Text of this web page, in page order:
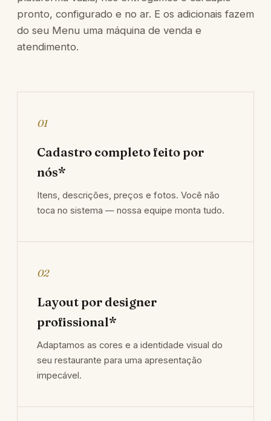
pronto, configurado e no ar. E os adicionais fazem
do seu Menu uma máquina de venda e
atendimento.
01
Cadastro completo feito por
nós*
Itens, descrições, preços e fotos. Você não
toca no sistema — nossa equipe monta tudo.
02
Layout por designer
profissional*
Adaptamos as cores e a identidade visual do
seu restaurante para uma apresentação
impecável.